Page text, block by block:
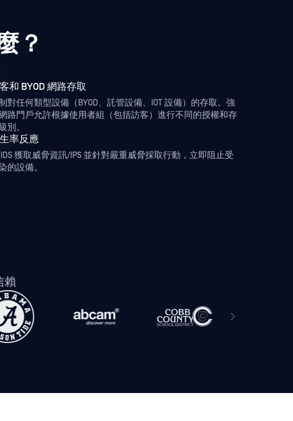
？
和 BYOD 網路存取
對任何類型設備（BYOD、託管設備、IOT 設備）的存取。強
路門戶允許根據使用者組（包括訪客）進行不同的授權和存
別。
率反應
獲取威脅資訊/IPS 並針對嚴重威脅採取行動，立即阻止受
的設備。
賴